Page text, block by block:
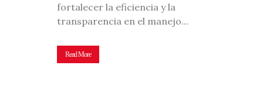
fortalecer la eficiencia y la
transparencia en el manejo...
Read More